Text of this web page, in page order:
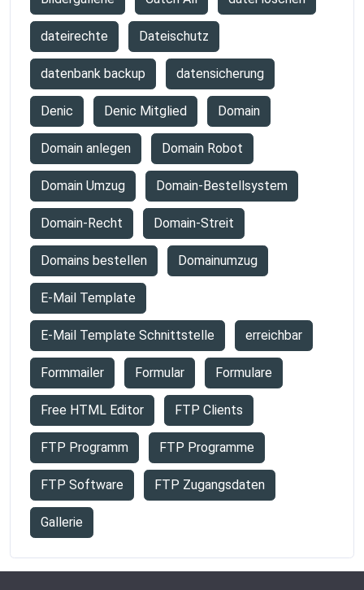
dateirechte Dateischutz
datenbank backup datensicherung
Denic Denic Mitglied Domain
Domain anlegen Domain Robot
Domain Umzug Domain-Bestellsystem
Domain-Recht Domain-Streit
Domains bestellen Domainumzug
E-Mail Template
E-Mail Template Schnittstelle erreichbar
Formmailer Formular Formulare
Free HTML Editor FTP Clients
FTP Programm FTP Programme
FTP Software FTP Zugangsdaten
Gallerie